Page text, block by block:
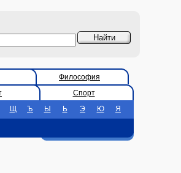
Философия
Спорт
Щ Ъ Ы Ь Э Ю Я